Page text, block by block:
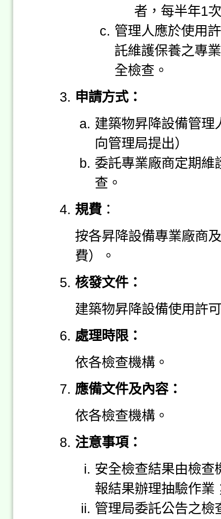
者，每半年1
管理人應於使用
託維護保養之專
全檢查。
申請方式：
建築物昇降設備管理
向管理局提出）
委託專業廠商定期維
查。
規費：
按各昇降設備專業廠商
費）。
核發文件：
建築物昇降設備使用許
處理時限：
依各檢查機構。
應備文件及內容：
依各檢查機構。
注意事項：
安全檢查結果由檢查
報結果辦理抽驗作業
管理局委託公告之檢